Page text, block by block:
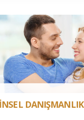
DANIŞMANLIK